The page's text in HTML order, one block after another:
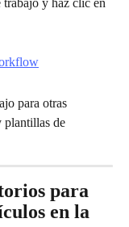
y haz clic en
para otras
plantillas de
para
en la